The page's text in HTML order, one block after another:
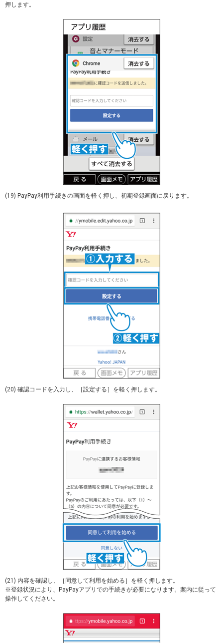
押します。
(19) PayPay利用手続きの画面を軽く押し、初期登録画面に戻ります。
(20) 確認コードを入力し、［設定する］を軽く押します。
(21) 内容を確認し、［同意して利用を始める］を軽く押します。
※登録状況により、PayPayアプリでの手続きが必要になります。案内に従って
操作してください。